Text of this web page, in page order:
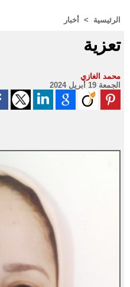
الرئيسية > أخبار
تعزية
محمد الغازي
الجمعة 19 أبريل 2024